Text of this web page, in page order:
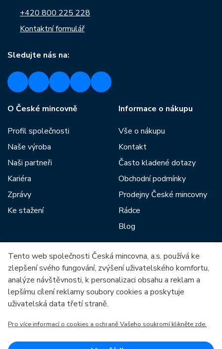
+420 800 225 228
Kontaktní formulář
Sledujte nás na:
O České mincovně
Profil společnosti
Naše výroba
Naši partneři
Kariéra
Zprávy
Ke stažení
Informace o nákupu
Vše o nákupu
Kontakt
Často kladené dotazy
Obchodní podmínky
Prodejny České mincovny
Rádce
Blog
Mezi naše partnery patří:
Evropská unie
OP Podnikání a inovace pro konkurenceschopnost
Tento web společnosti Česká mincovna, a.s. používá ke
zlepšení svého fungování, zvýšení uživatelského komfortu,
analýze návštěvnosti, k personalizaci obsahu a reklam a
lepšímu cílení reklamy soubory cookies a poskytuje
uživatelská data třetí straně.
Pro více informací o cookies a ochraně Vašeho soukromí klikněte zde.